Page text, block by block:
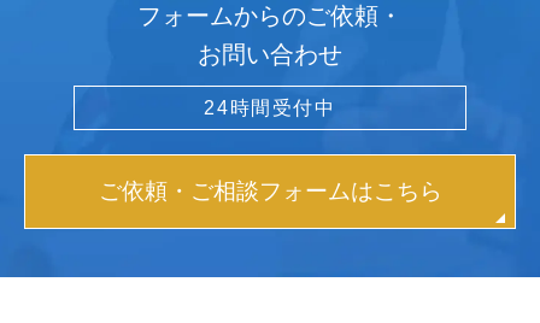
フォームからのご依頼・
お問い合わせ
24時間受付中
ご依頼・ご相談フォームはこちら